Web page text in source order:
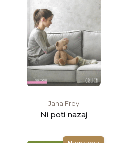
Jana Frey
Ni poti nazaj